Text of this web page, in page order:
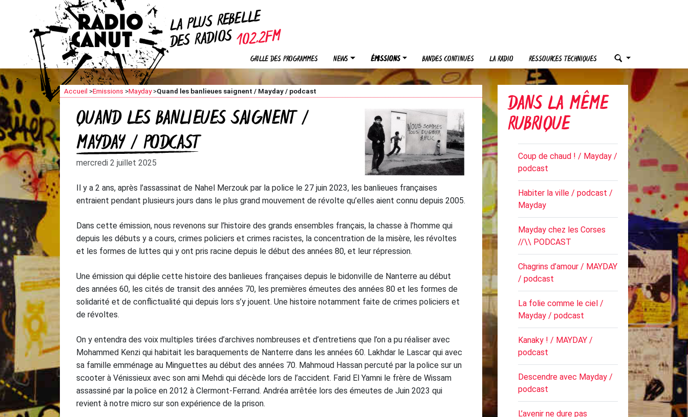
LA PLUSREBELLE
DES RADIOS
GRILLE DES PROGRAMMES NEWS ÉMISSIONS BANDES CONTINUES LA RADIO RESSOURCES TECHNIQUES
Accueil >Emissions >Mayday>Quand les banlieues saignent / Mayday / podcast
QUAND LES BANLIEUES SAIGNENT /
MAYDAY / PODCAST
mercredi 2 juillet 2025
Il y a 2 ans, après l’assassinat de Nahel Merzouk par la police le 27 juin 2023, les banlieues françaises
entraient pendant plusieurs jours dans le plus grand mouvement de révolte qu’elles aient connu depuis 2005.
Dans cette émission, nous revenons sur l’histoire des grands ensembles français, la chasse à l’homme qui
depuis les débuts y a cours, crimes policiers et crimes racistes, la concentration de la misère, les révoltes
et les formes de luttes qui y ont pris racine depuis le début des années 80, et leur répression.
Une émission qui déplie cette histoire des banlieues françaises depuis le bidonville de Nanterre au début
des années 60, les cités de transit des années 70, les premières émeutes des années 80 et les formes de
solidarité et de conflictualité qui depuis lors s’y jouent. Une histoire notamment faite de crimes policiers et
de révoltes.
On y entendra des voix multiples tirées d’archives nombreuses et d’entretiens que l’on a pu réaliser avec
Mohammed Kenzi qui habitait les baraquements de Nanterre dans les années 60. Lakhdar le Lascar qui avec
sa famille emménage au Minguettes au début des années 70. Mahmoud Hassan percuté par la police sur un
scooter à Vénissieux avec son ami Mehdi qui décède lors de l’accident. Farid El Yamni le frère de Wissam
assassiné par la police en 2012 à Clermont-Ferrand. Andréa arrêtée lors des émeutes de Juin 2023 qui
revient à notre micro sur son expérience de la prison.
DANS LA MÊME
RUBRIQUE
Coup de chaud ! / Mayday /
podcast
Habiter la ville / podcast /
Mayday
Mayday chez les Corses
//\\ PODCAST
Chagrins d’amour / MAYDAY
/ podcast
La folie comme le ciel /
Mayday / podcast
Kanaky ! / MAYDAY /
podcast
Descendre avec Mayday /
podcast
L’avenir ne dure pas